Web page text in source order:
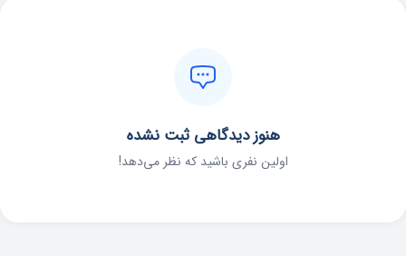
هنوز دیدگاهی ثبت نشده
اولین نفری باشید که نظر می‌دهد!